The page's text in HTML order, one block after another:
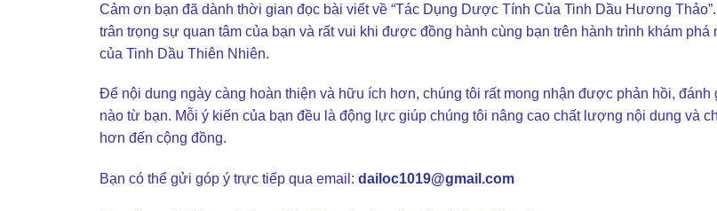
Cảm ơn bạn đã dành thời gian đọc bài viết về “Tác Dụng Dược Tính Của Tinh Dầu Hương
trân trọng sự quan tâm của bạn và rất vui khi được đồng hành cùng bạn trên hành trình khám phá
của Tinh Dầu Thiên Nhiên.
Để nội dung ngày càng hoàn thiện và hữu ích hơn, chúng tôi rất mong nhận được phản hồi, đánh
nào từ bạn. Mỗi ý kiến của bạn đều là động lực giúp chúng tôi nâng cao chất lượng nội dung và
hơn đến cộng đồng.
Bạn có thể gửi góp ý trực tiếp qua email: dailoc1019@gmail.com